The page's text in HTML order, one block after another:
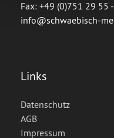
Abschnitt Einzelheiten
analysieren. Außerdem
soziale Medien,
Partner führen diese
Fax: +49 (0)751 29 55
info@schwaebisch-
Links
Datenschutz
AGB
Impressum